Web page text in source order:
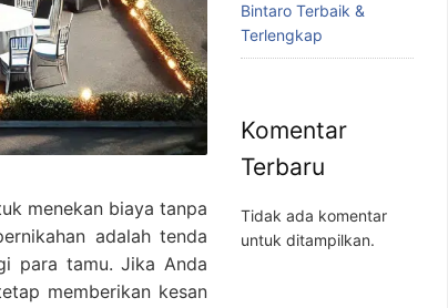
menekan biaya tanpa
adalah tenda
para tamu. Jika Anda
memberikan kesan
Bintaro Terbaik &
Terlengkap
Komentar
Terbaru
Tidak ada komentar
untuk ditampilkan.